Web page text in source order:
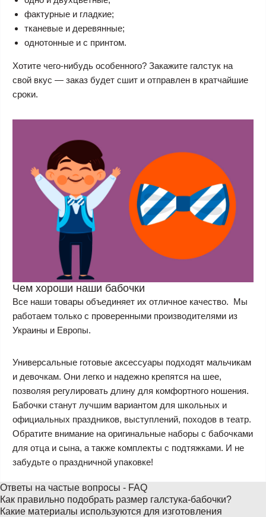
фактурные и гладкие;
тканевые и деревянные;
однотонные и с принтом.
Хотите чего-нибудь особенного? Закажите галстук на
свой вкус — заказ будет сшит и отправлен в кратчайшие
сроки.
Чем хороши наши бабочки
Все наши товары объединяет их отличное качество. Мы
работаем только с проверенными производителями из
Украины и Европы.
Универсальные готовые аксессуары подходят мальчикам
и девочкам. Они легко и надежно крепятся на шее,
позволяя регулировать длину для комфортного ношения.
Бабочки станут лучшим вариантом для школьных и
официальных праздников, выступлений, походов в театр.
Обратите внимание на оригинальные наборы с бабочками
для отца и сына, а также комплекты с подтяжками. И не
забудьте о праздничной упаковке!
Ответы на частые вопросы - FAQ
Как правильно подобрать размер галстука-бабочки?
Какие материалы используются для изготовления